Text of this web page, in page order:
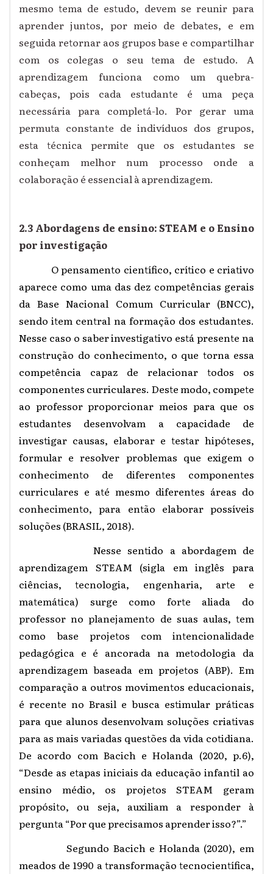
mesmo tema de estudo, devem se reunir para
aprender juntos, por meio de debates, e em
seguida retornar aos grupos base e compartilhar
com os colegas o seu tema de estudo. A
aprendizagem funciona como um quebra-
cabeças, pois cada estudante é uma peça
necessária para completá-lo. Por gerar uma
permuta constante de indivíduos dos grupos,
esta técnica permite que os estudantes se
conheçam melhor num processo onde a
colaboração é essencial à aprendizagem.
2.3 Abordagens de ensino: STEAM e o Ensino
por investigação
O pensamento científico, crítico e criativo
aparece como uma das dez competências gerais
da Base Nacional Comum Curricular (BNCC),
sendo item central na formação dos estudantes.
Nesse caso o saber investigativo está presente na
construção do conhecimento, o que torna essa
competência capaz de relacionar todos os
componentes curriculares. Deste modo, compete
ao professor proporcionar meios para que os
estudantes desenvolvam a capacidade de
investigar causas, elaborar e testar hipóteses,
formular e resolver problemas que exigem o
conhecimento de diferentes componentes
curriculares e até mesmo diferentes áreas do
conhecimento, para então elaborar possíveis
soluções (BRASIL, 2018).
Nesse sentido a abordagem de
aprendizagem STEAM (sigla em inglês para
ciências, tecnologia, engenharia, arte e
matemática) surge como forte aliada do
professor no planejamento de suas aulas, tem
como base projetos com intencionalidade
pedagógica e é ancorada na metodologia da
aprendizagem baseada em projetos (ABP). Em
comparação a outros movimentos educacionais,
é recente no Brasil e busca estimular práticas
para que alunos desenvolvam soluções criativas
para as mais variadas questões da vida cotidiana.
De acordo com Bacich e Holanda (2020, p.6),
“Desde as etapas iniciais da educação infantil ao
ensino médio, os projetos STEAM geram
propósito, ou seja, auxiliam a responder à
pergunta “Por que precisamos aprender isso?”.”
Segundo Bacich e Holanda (2020), em
meados de 1990 a transformação tecnocientífica,